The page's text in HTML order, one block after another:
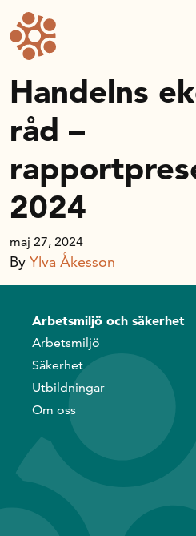
Forskning och utveckling
Kompetens och omställning
Handelns ekonomiska råd
Kalender
Om oss
Handelsfakta.se
In English
Handelns
råd –
2024
maj 27, 2024
By Ylva Åkesson
Arbetsmiljö och säkerhet
Arbetsmiljö
Säkerhet
Utbildningar
Om oss